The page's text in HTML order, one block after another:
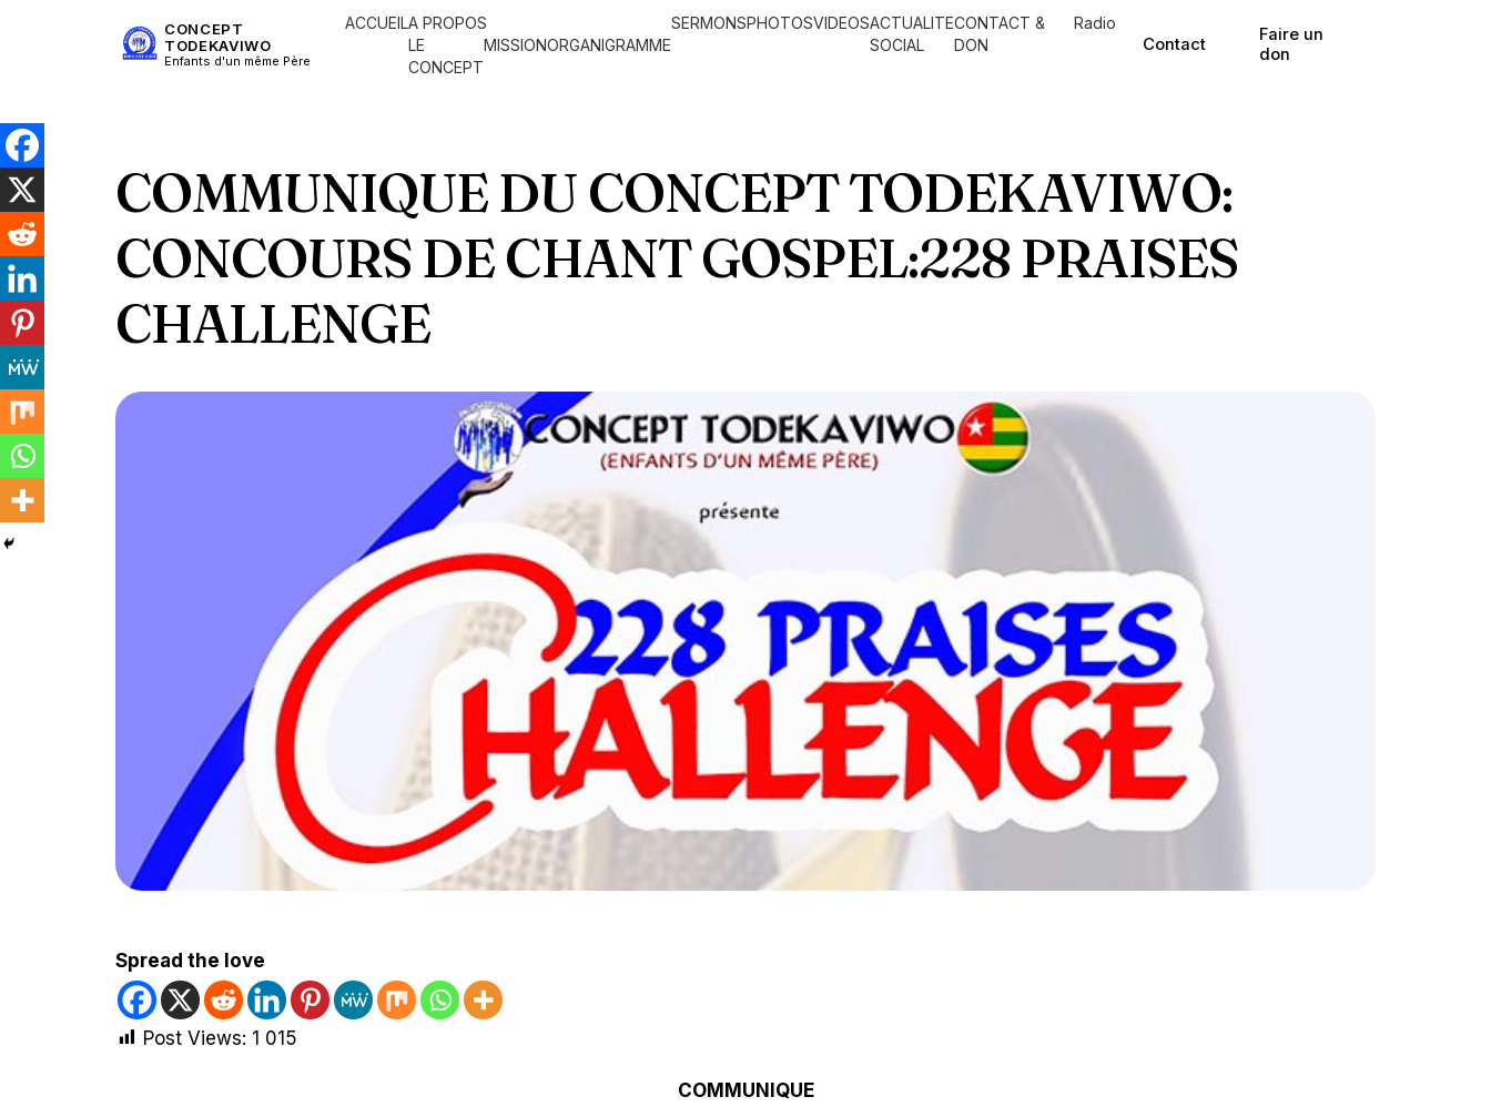
CONCEPT
TODEKAVIWO
Enfants d'un même Père
ACCUEILA PROPOS
LE
CONCEPT
MISSIONORGANIGRAMME
SERMONSPHOTOSVIDEOSACTUALITE
SOCIAL
CONTACT &
DON
Radio
Contact
Faire un
don
COMMUNIQUE DU CONCEPT TODEKAVIWO:
CONCOURS DE CHANT GOSPEL:228 PRAISES
CHALLENGE
Spread the love
Post Views: 1 015
COMMUNIQUE